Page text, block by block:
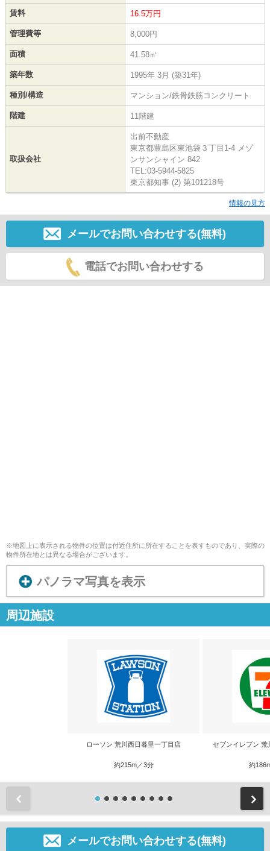
賃料 16.5万円
管理費等 8,000円
面積 41.58㎡
築年数 1995年 3月 (築31年)
種別/構造 マンション/鉄骨鉄筋コンクリート
階建 11階建
取扱会社
出前不動産
東京都豊島区東池袋３丁目1-4 メゾ
ンサンシャイン 842
TEL:03-5944-5825
東京都知事 (2) 第101218号
情報の見方
メールでお問い合わせする(無料)
電話でお問い合わせする
※地図上に表示される物件の位置は付近住所に所在することを表すものであり、実際の
物件所在地とは異なる場合がございます。
パノラマ写真を表示
周辺施設
ローソン 荒川西日暮里一丁目店
約215m／3分
セブンイレブン 荒
約
メールでお問い合わせする(無料)